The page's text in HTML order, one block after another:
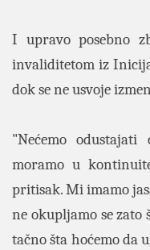
I upravo posebno
invaliditetom iz
dok se ne usvoje
"Nećemo
moramo u
pritisak. Mi imamo
ne okupljamo se zato
tačno šta hoćemo da